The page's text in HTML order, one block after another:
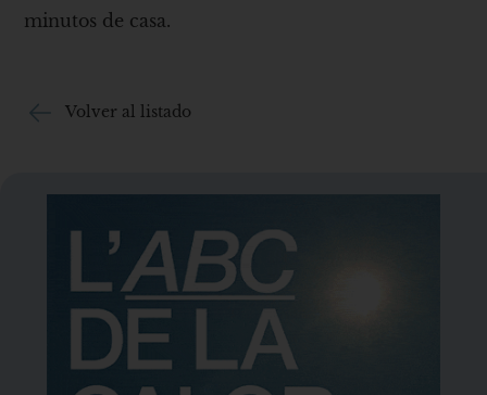
minutos de casa.
Volver al listado